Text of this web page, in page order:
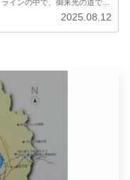
インの中で、御来光の道で有
東は玉前神社と西は出雲大社を
いと思います。2025.08.12